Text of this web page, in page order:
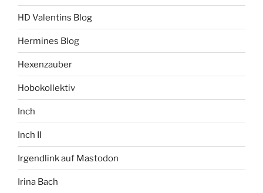
HD Valentins Blog
Hermines Blog
Hexenzauber
Hobokollektiv
Inch
Inch II
Irgendlink auf Mastodon
Irina Bach